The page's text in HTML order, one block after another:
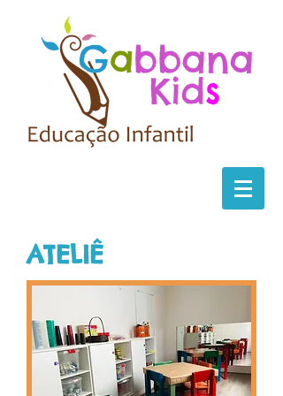
ATELIÊ